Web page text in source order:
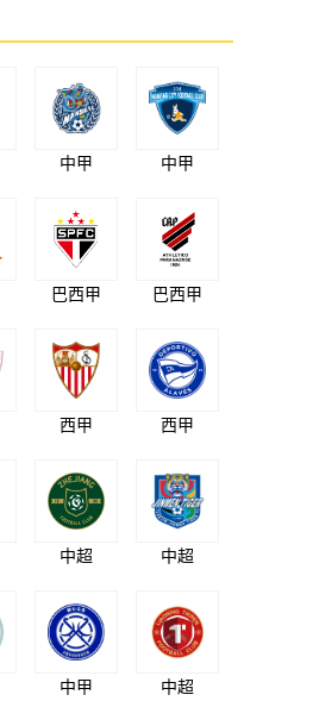
中甲 中甲
巴西甲 巴西甲
西甲 西甲
中超 中超
中甲 中超